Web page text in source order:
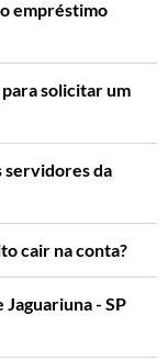
empréstimo
solicitar um
servidores da
cair na conta?
- SP